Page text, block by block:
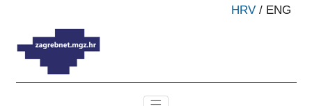
HRV / ENG